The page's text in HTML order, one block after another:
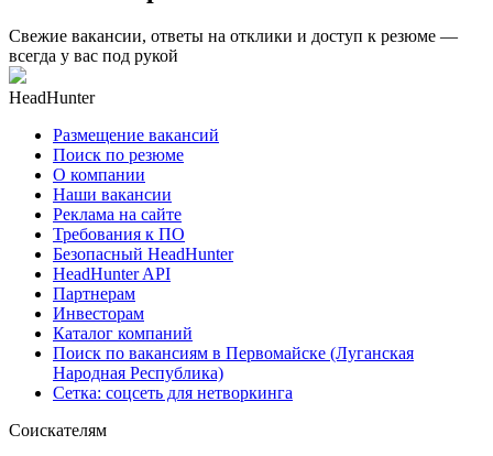
Свежие вакансии, ответы на отклики и доступ к резюме —
всегда у вас под рукой
HeadHunter
Размещение вакансий
Поиск по резюме
О компании
Наши вакансии
Реклама на сайте
Требования к ПО
Безопасный HeadHunter
HeadHunter API
Партнерам
Инвесторам
Каталог компаний
Поиск по вакансиям в Первомайске (Луганская
Народная Республика)
Сетка: соцсеть для нетворкинга
Соискателям